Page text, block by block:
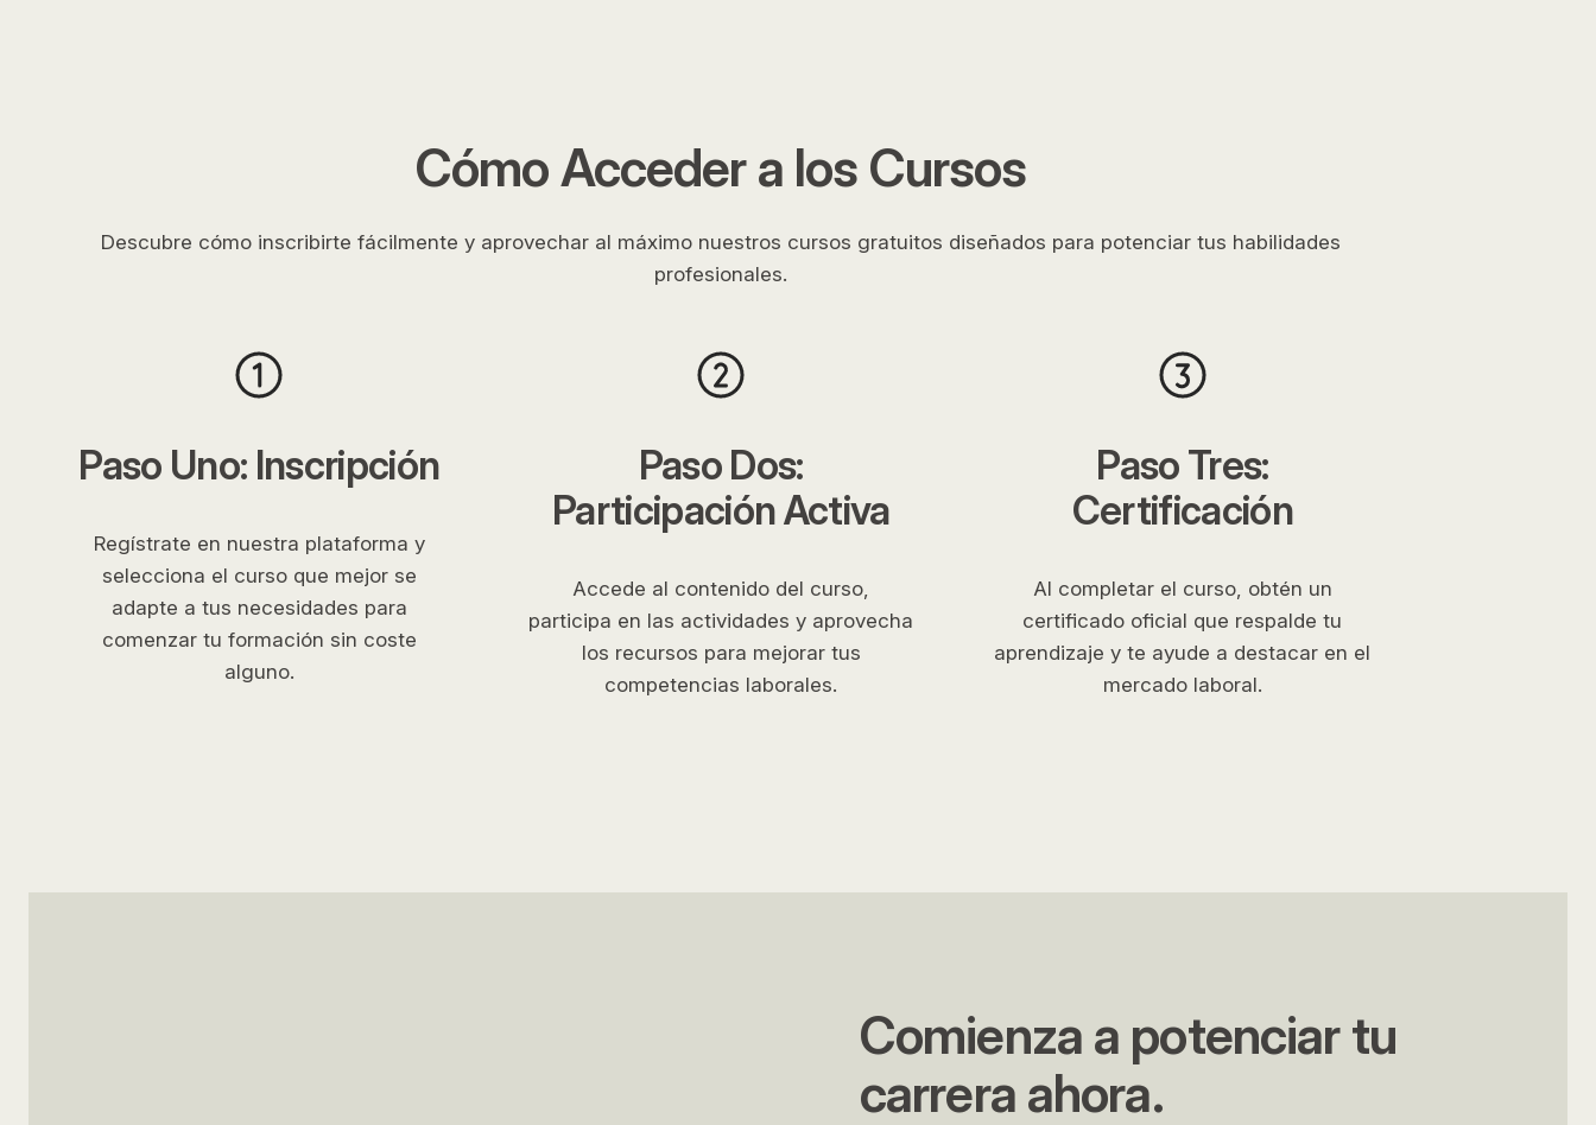
Inglés Conversacional Intermedio (CTRL0023)
educación profesional
productividad empresarial
Metodologías innovadoras para un
Programas especializados en seguros: una
inversión en futuro
Beneficios de la formación subvencionada
Cómo Acceder a los Cursos
Descubre cómo inscribirte fácilmente y aprovechar al máximo nuestros cursos gratuitos diseñados para potenciar tus habilidades
profesionales.
Paso Uno: Inscripción
Regístrate en nuestra plataforma y
selecciona el curso que mejor se
adapte a tus necesidades para
comenzar tu formación sin coste
alguno.
Paso Dos:
Participación Activa
Accede al contenido del curso,
participa en las actividades y aprovecha
los recursos para mejorar tus
competencias laborales.
Paso Tres:
Certificación
Al completar el curso, obtén un
certificado oficial que respalde tu
aprendizaje y te ayude a destacar en el
mercado laboral.
Comienza a potenciar tu
carrera ahora.